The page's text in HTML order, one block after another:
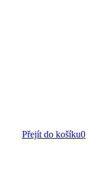
Přejít do košíku0